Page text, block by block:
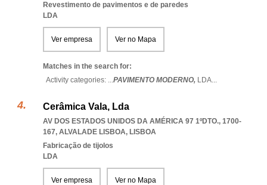
Revestimento de pavimentos e de paredes
LDA
Ver empresa Ver no Mapa
Matches in the search for:
Activity categories: ...PAVIMENTO MODERNO, LDA...
Cerâmica Vala, Lda
AV DOS ESTADOS UNIDOS DA AMÉRICA 97 1ºDTO., 1700-
167, ALVALADE LISBOA, LISBOA
Fabricação de tijolos
LDA
Ver empresa Ver no Mapa